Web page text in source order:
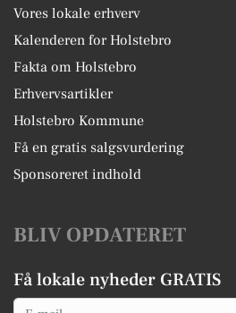
Vores lokale erhverv
Kalenderen for Holstebro
Fakta om Holstebro
Erhvervsartikler
Holstebro Kommune
Få en gratis salgsvurdering
Sponsoreret indhold
BLIV OPDATERET
Få lokale nyheder GRATIS
Email